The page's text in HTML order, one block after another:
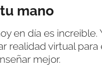
mano
en día es
realidad virtual
mejor.